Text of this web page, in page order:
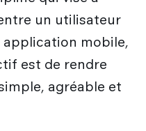
un utilisateur
mobile,
est de rendre
agréable et